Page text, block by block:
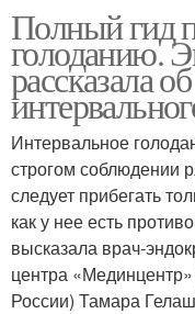
Полный гид
голоданию.
рассказала
Интервальное
строгом соблюдении
следует прибегать
как у нее есть
высказала врач-
центра
России) Тамара